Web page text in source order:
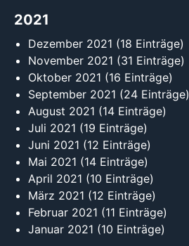
2021
Dezember 2021 (18 Einträge)
November 2021 (31 Einträge)
Oktober 2021 (16 Einträge)
September 2021 (24 Einträge)
August 2021 (14 Einträge)
Juli 2021 (19 Einträge)
Juni 2021 (12 Einträge)
Mai 2021 (14 Einträge)
April 2021 (10 Einträge)
März 2021 (12 Einträge)
Februar 2021 (11 Einträge)
Januar 2021 (10 Einträge)